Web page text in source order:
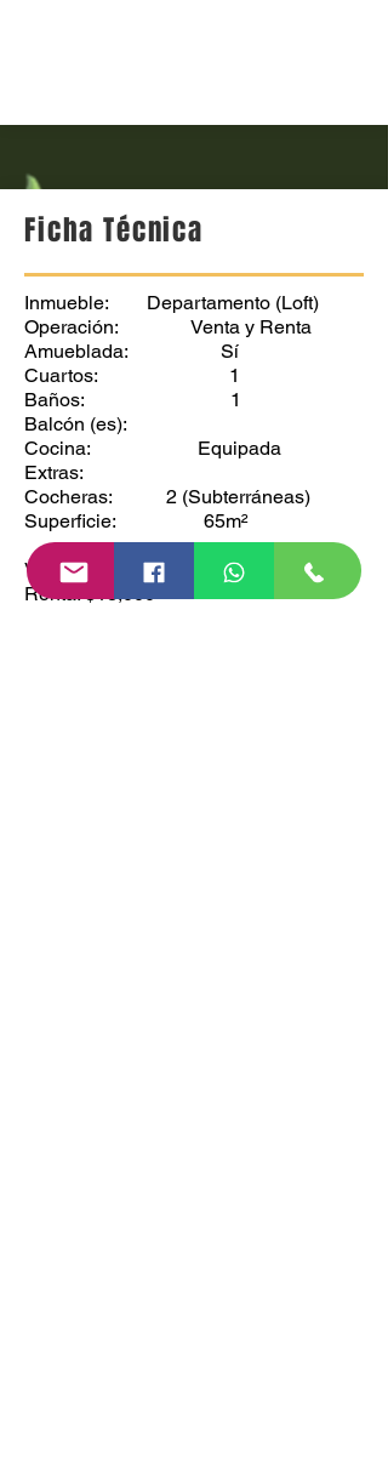
Ficha Técnica
Inmueble: Departamento (Loft)
Operación: Venta y Renta
Amueblada: Sí
Cuartos: 1
Baños: 1
Balcón (es):
Cocina: Equipada
Extras:
Cocheras: 2 (Subterráneas)
Superficie: 65m²
Venta: $1,790,000
Renta: $13,000